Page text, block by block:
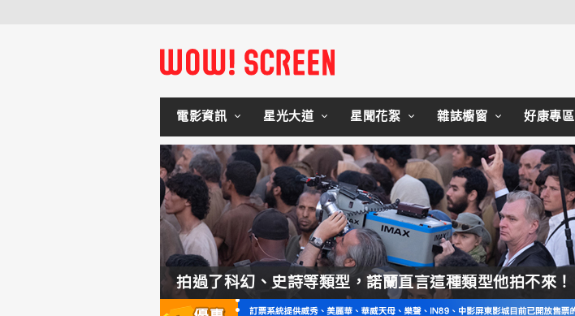
電影資訊 星光大道 星聞花絮 雜誌櫥窗 好康專區
拍過了科幻、史詩等類型，諾蘭直言這種類型他拍不來！